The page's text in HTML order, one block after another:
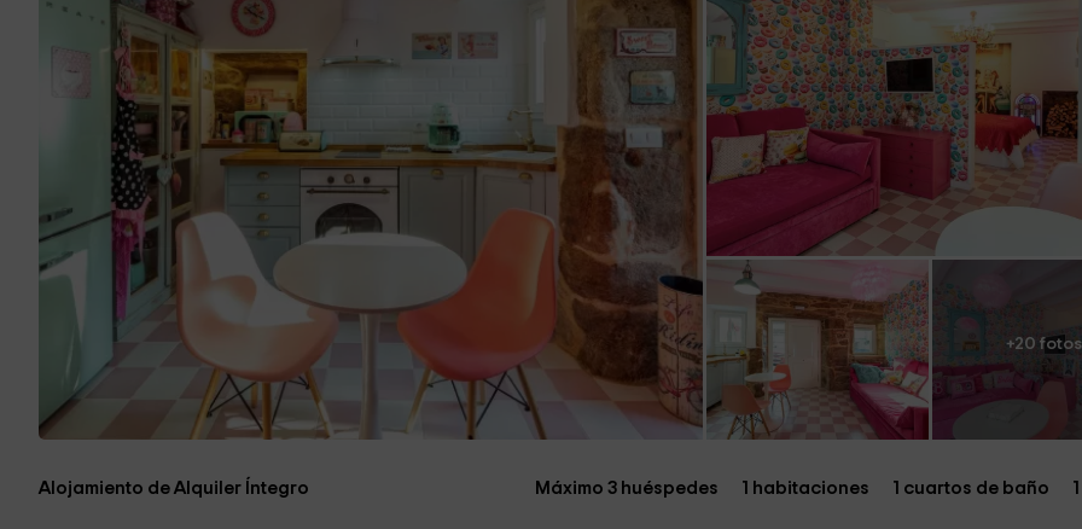
+20 fotos
Alojamiento de Alquiler Íntegro Máximo 3 huéspedes 1 habitaciones 1 cuartos de baño